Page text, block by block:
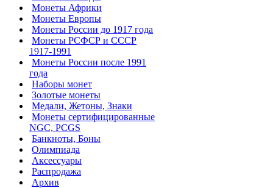
Монеты Африки
Монеты Европы
Монеты России до 1917 года
Монеты РСФСР и СССР
1917-1991
Монеты России после 1991
года
Наборы монет
Золотые монеты
Медали, Жетоны, Знаки
Монеты сертифицированные
NGC, PCGS
Банкноты, Боны
Олимпиада
Аксессуары
Распродажа
Архив